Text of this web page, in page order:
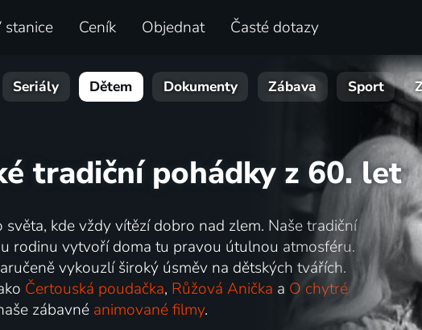
stanice Ceník Objednat Časté dotazy
Seriály Dětem Dokumenty Zábava Sport
tradiční pohádky z 60. let
kde vždy vítězí dobro nad zlem. Naše tradiční
rodinu vytvoří doma tu pravou útulnou atmosféru.
vykouzlí široký úsměv na dětských tvářích.
Čertouská poudačka, Růžová Anička a O chytré
zábavné animované filmy.